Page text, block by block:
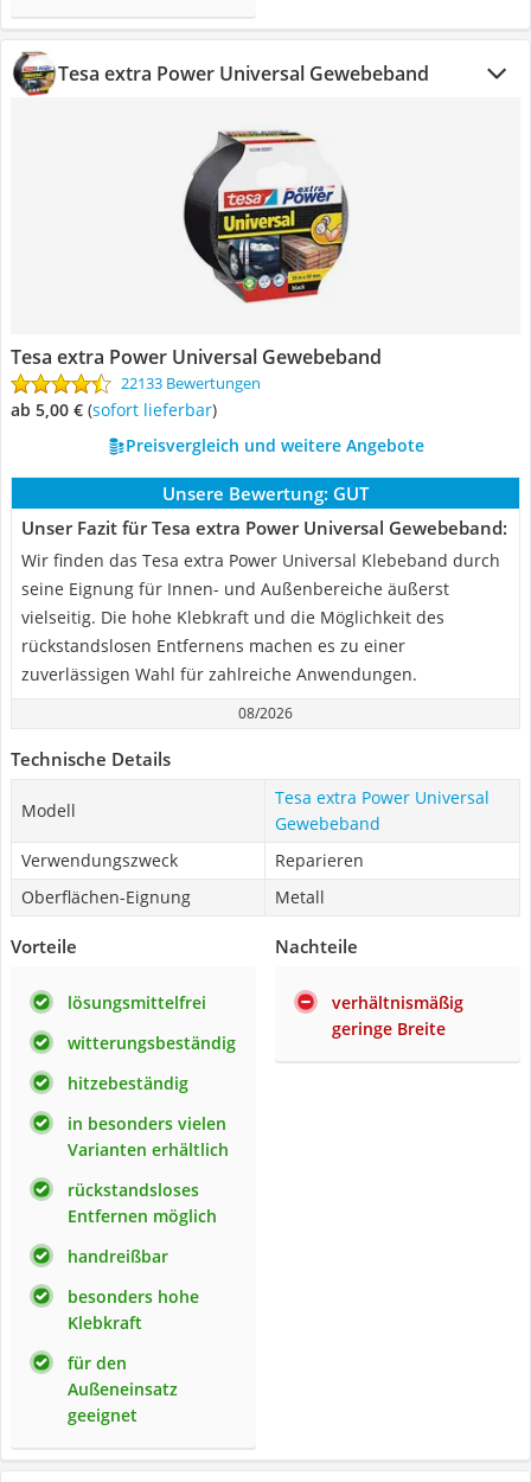
Tesa extra Power Universal Gewebeband
Tesa extra Power Universal Gewebeband
22133 Bewertungen
ab 5,00 € ( Sofort lieferbar)
Preisvergleich und weitere Angebote
Unsere Bewertung: GUT
Unser Fazit für Tesa extra Power Universal Gewebeband:
Wir finden das Tesa extra Power Universal Klebeband durch
seine Eignung für Innen- und Außenbereiche äußerst
vielseitig. Die hohe Klebkraft und die Möglichkeit des
rückstandslosen Entfernens machen es zu einer
zuverlässigen Wahl für zahlreiche Anwendungen.
08/2026
Technische Details
Modell
Tesa extra Power Universal
Gewebeband
Verwendungszweck
Reparieren
Oberflächen-Eignung
Metall
Vorteile
lösungsmittelfrei
witterungsbeständig
hitzebeständig
in besonders vielen
Varianten erhältlich
rückstandsloses
Entfernen möglich
handreißbar
besonders hohe
Klebkraft
für den
Außeneinsatz
geeignet
Nachteile
verhältnismäßig
geringe Breite